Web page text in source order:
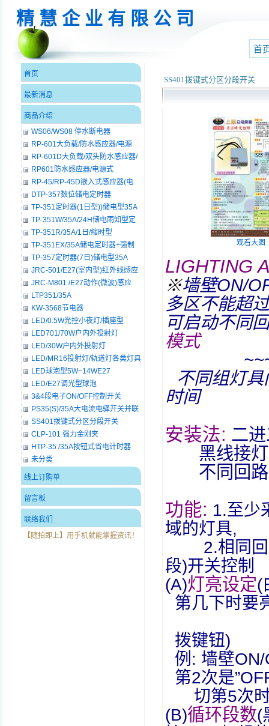
精 慧 企 业 有 限 公 司
首
SS401拨键式分区分段开关
观看大图
LIGHTING
※墙壁ON/
多区不能超
可启动不同
模式
不同组灯
时间
安装法: 二
黑线接
不同回路
功能: 1.至少
域的灯具,
2.相同
段)开关控制
(A)灯亮设定(
第几下时要
拨键钮)
例 : 墙壁ON/
第2次是
切第5次
(B)循环段数(
首页
最新消息
商品介绍
WS06/WS08 停水断电器
RP-601大负载/防水感应器/电源
RP-601D大负载/双头防水感应器/
电源式
RP601防水感应器/电源式
RP-45/RP-45D嵌入式感应器(电
源)
DTP-357数位储电定时器
TP-351定时器(1日型))储电型35A
TP-351W/35A/24H储电雨知型定
时器
TP-351R/35A/1日/缩时型
TP-351EX/35A储电定时器+强制
按钮ON
TP-357定时器(7日)储电型35A
JRC-501/E27(室内型)红外线感应
接头座
JRC-M801 /E27动作(微波)感应
LED灯泡
LTP351/35A
KW-3568节电器
LED/0.5W光控小夜灯/插座型
LED701/70W户内外投射灯
LED/30W户内外投射灯
LED/MR16投射灯/轨道灯各类灯具
LED球泡型5W~14WE27
LED/E27调光型球泡
3&4段电子ON/OFF控制开关
PS35(S)/35A大电流电驿开关并联
RS接点系列
SS401拨键式分区分段开关
CLP-101 强力金刚夹
HTP-35 /35A按钮式省电计时器
未分类
线上订购单
留言板
联络我们
【随拍即上】用手机就能掌握资讯！